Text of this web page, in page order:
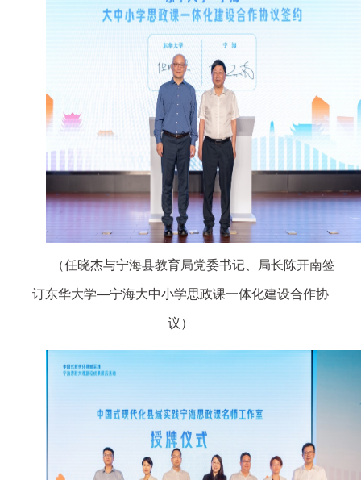
（任晓杰与宁海县教育局党委书记、局长陈开南签
订东华大学—宁海大中小学思政课一体化建设合作协
议）